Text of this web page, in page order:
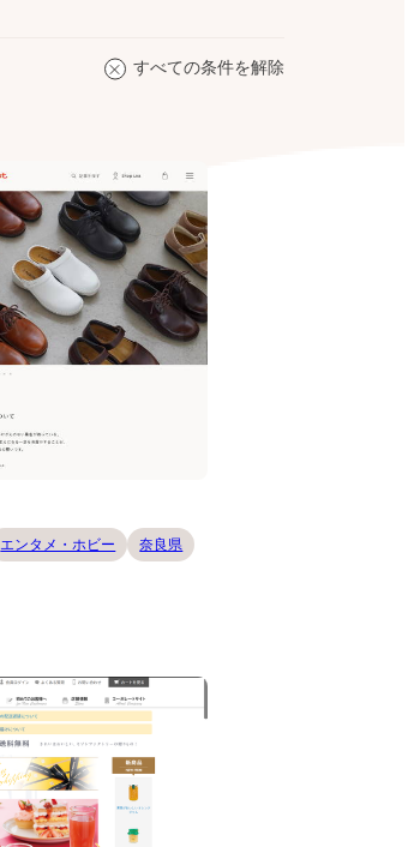
すべての条件を解除
エンタメ・ホビー 奈良県